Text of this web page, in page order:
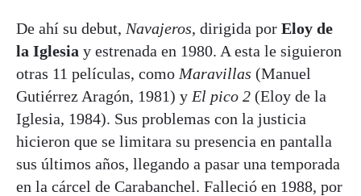
De ahí su debut, Navajeros, dirigida por Eloy de
la Iglesia y estrenada en 1980. A esta le siguieron
otras 11 películas, como Maravillas (Manuel
Gutiérrez Aragón, 1981) y El pico 2 (Eloy de la
Iglesia, 1984). Sus problemas con la justicia
hicieron que se limitara su presencia en pantalla
sus últimos años, llegando a pasar una temporada
en la cárcel de Carabanchel. Falleció en 1988, por